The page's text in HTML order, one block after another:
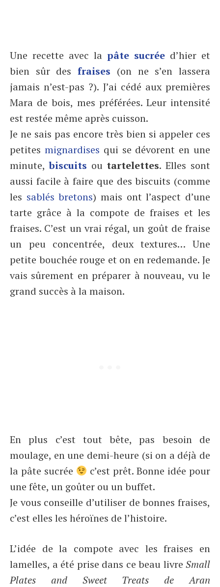
Une recette avec la pâte sucrée d’hier et
bien sûr desfraises (on ne s’en lassera
jamais n’est-pas ?). J’ai cédé aux premières
Mara de bois, mes préférées. Leur intensité
est restée même après cuisson.
Je ne sais pas encore très bien si appeler ces
petites mignardises qui se dévorent en une
minute,biscuits ou tartelettes. Elles sont
aussi facile à faire que des biscuits (comme
les sablés bretons) mais ont l’aspect d’une
tarte grâce à la compote de fraises et les
fraises. C’est un vrai régal, un goût de fraise
un peu concentrée, deux textures… Une
petite bouchée rouge et on en redemande. Je
vais sûrement en préparer à nouveau, vu le
grand succès à la maison.
En plus c’est tout bête, pas besoin de
moulage, en une demi-heure (si on a déjà de
la pâte sucrée
c’est prêt. Bonne idée pour
une fête, un goûter ou un buffet.
Je vous conseille d’utiliser de bonnes fraises,
c’est elles les héroïnes de l’histoire.
L’idée de la compote avec les fraises en
lamelles, a été prise dans ce beau livre Small
Plates and Sweet Treats de Aran